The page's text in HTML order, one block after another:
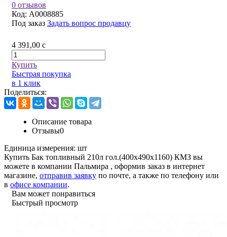
0 отзывов
Код: A0008885
Под заказ Задать вопрос продавцу
4 391,00 c
Купить
Быстрая покупка
в 1 клик
Поделиться:
Описание товара
Отзывы0
Единица измерения: шт
Купить Бак топливный 210л гол.(400х490х1160) КМЗ вы
можете в компании Пальмира , оформив заказ в интернет
магазине, отправив заявку по почте, а также по телефону или
в офисе компании.
Вам может понравиться
Быстрый просмотр